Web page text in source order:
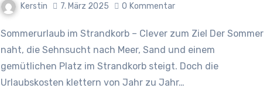
Kerstin 7. März 2025 0 Kommentar
Sommerurlaub im Strandkorb – Clever zum Ziel Der Sommer
naht, die Sehnsucht nach Meer, Sand und einem
gemütlichen Platz im Strandkorb steigt. Doch die
Urlaubskosten klettern von Jahr zu Jahr…